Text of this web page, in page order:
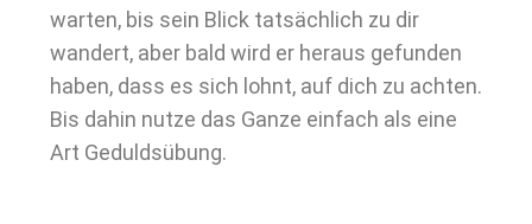
warten, bis sein Blick tatsächlich zu dir
wandert, aber bald wird er heraus gefunden
haben, dass es sich lohnt, auf dich zu achten.
Bis dahin nutze das Ganze einfach als eine
Art Geduldsübung.